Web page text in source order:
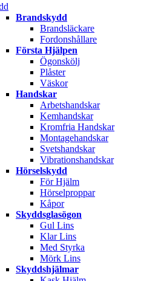
Brandskydd
Brandsläckare
Fordonshållare
Första Hjälpen
Ögonskölj
Plåster
Väskor
Handskar
Arbetshandskar
Kemhandskar
Kromfria Handskar
Montagehandskar
Svetshandskar
Vibrationshandskar
Hörselskydd
För Hjälm
Hörselproppar
Kåpor
Skyddsglasögon
Gul Lins
Klar Lins
Med Styrka
Mörk Lins
Skyddshjälmar